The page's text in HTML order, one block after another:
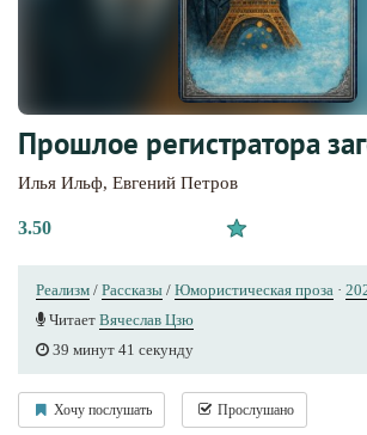
Прошлое регистратора
Илья Ильф, Евгений Петров
3.50
Реализм / Рассказы / Юмористическая проза ·
Читает Вячеслав Цзю
39 минут 41 секунду
Хочу послушать Прослушано